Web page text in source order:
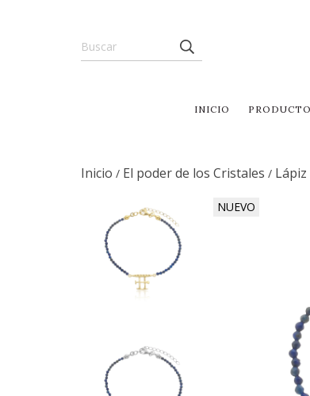
INICIO
Inicio / El poder de los Cristales /
NUEVO